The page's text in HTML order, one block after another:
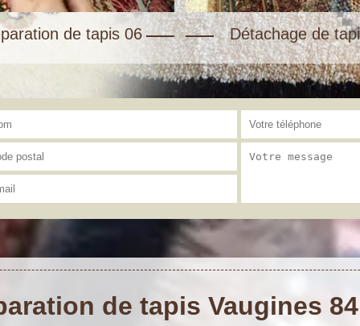
de tapis 06 Détachage de
de tapis Vaugines